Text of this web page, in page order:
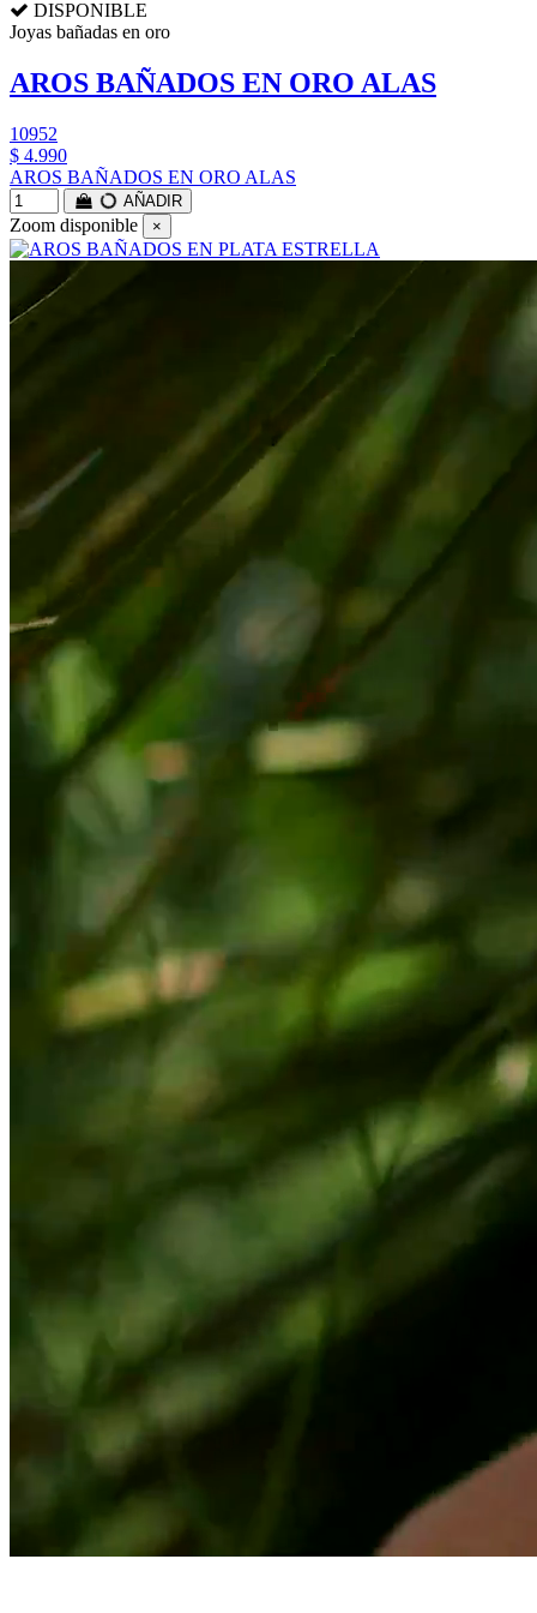
DISPONIBLE
Joyas bañadas en oro
AROS BAÑADOS EN ORO ALAS
10952
$ 4.990
AROS BAÑADOS EN ORO ALAS
AÑADIR
Zoom disponible ×